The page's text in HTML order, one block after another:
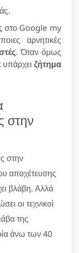
στο Google my
αρνητικές
. Όταν όμως
υπάρχει ζήτημα
στην
στην
αποχέτευσης
βλάβη. Αλλά
οι τεχνικοί
της
άνω των 40